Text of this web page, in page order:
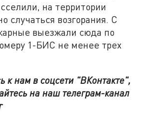
на территории
случаться возгорания. С
выезжали сюда по
1-БИС не менее трех
к нам в соцсети "ВКонтакте",
на наш телеграм-канал